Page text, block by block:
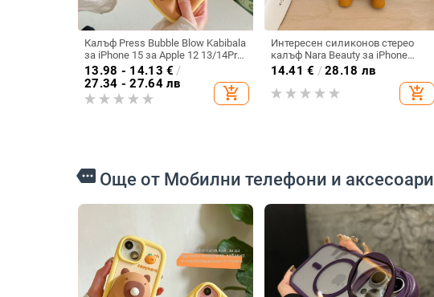
Калъф Press Bubble Blow Kabibala
за iPhone 15 за Apple 12 13/14Pro
Max, устойчив на изпускане 11
13.98 - 14.13 € /
27.34 - 27.64 лв
add_shopping_cart
Интересен силиконов стерео
калъф Nara Beauty за iPhone
16/15PROMAX за Apple 14/13PRO
14.41 € /28.18 лв
add_shopping_cart
more Още от Мобилни телефони и аксесоари